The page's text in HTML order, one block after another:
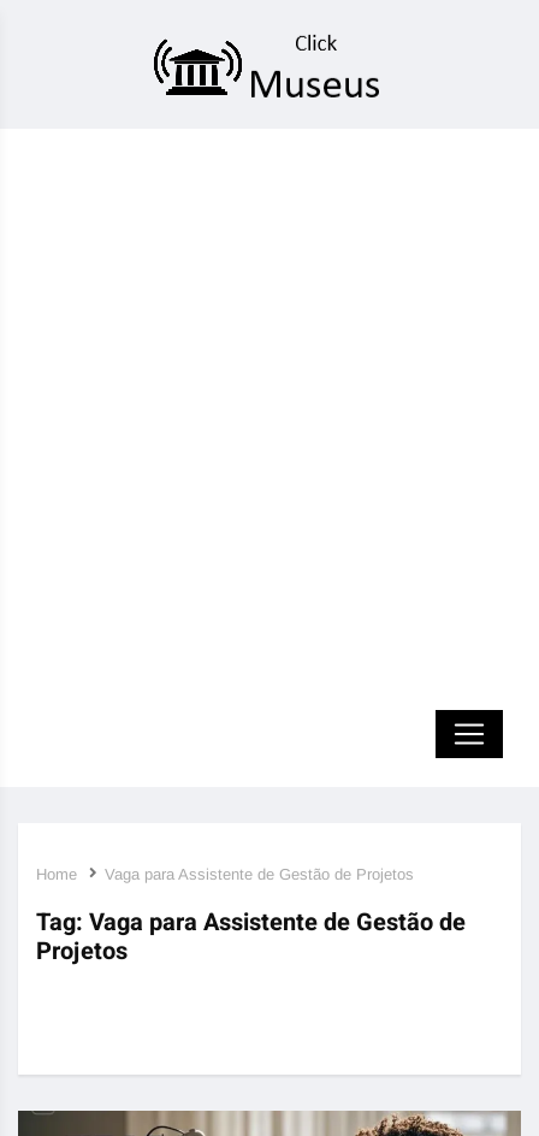
Home Vaga para Assistente de Gestão de Projetos
Tag: Vaga para Assistente de Gestão de
Projetos